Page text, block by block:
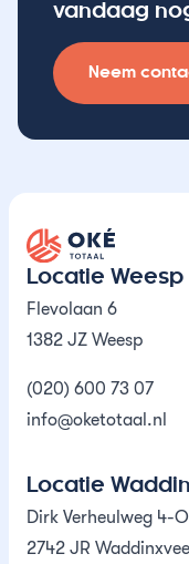
vandaag
Neem
Oké Totaal
Locatie Weesp
Flevolaan 6
1382 JZ Weesp
(020) 600 73 07
info@oketotaal.nl
Locatie
Dirk Verheulweg 4-O
2742 JR